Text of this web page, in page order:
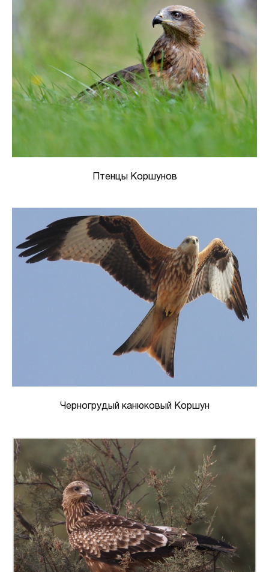
Птенцы Коршунов
Черногрудый канюковый Коршун